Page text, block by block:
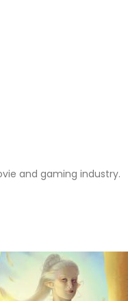
and gaming industry.